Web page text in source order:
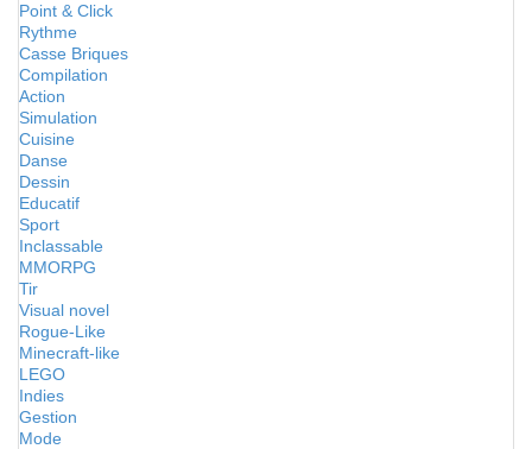
Point & Click
Rythme
Casse Briques
Compilation
Action
Simulation
Cuisine
Danse
Dessin
Educatif
Sport
Inclassable
MMORPG
Tir
Visual novel
Rogue-Like
Minecraft-like
LEGO
Indies
Gestion
Mode